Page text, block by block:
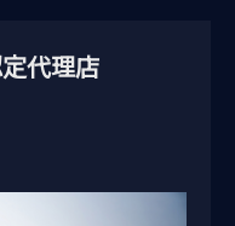
代理店